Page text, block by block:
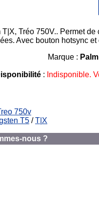
Tréo 750V.. Permet
Avec bouton hotsync
Marque : Palm
: Indisponible.
750v
T5 /T|X
nous ?